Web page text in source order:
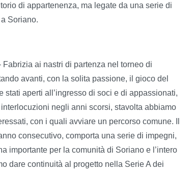
di appartenenza, ma legate da una serie di
Soriano.
ai nastri di partenza nel torneo di
avanti, con la solita passione, il gioco del
aperti all’ingresso di soci e di appassionati,
negli anni scorsi, stavolta abbiamo
con i quali avviare un percorso comune. Il
consecutivo, comporta una serie di impegni,
importante per la comunità di Soriano e l’intero
dare continuità al progetto nella Serie A dei